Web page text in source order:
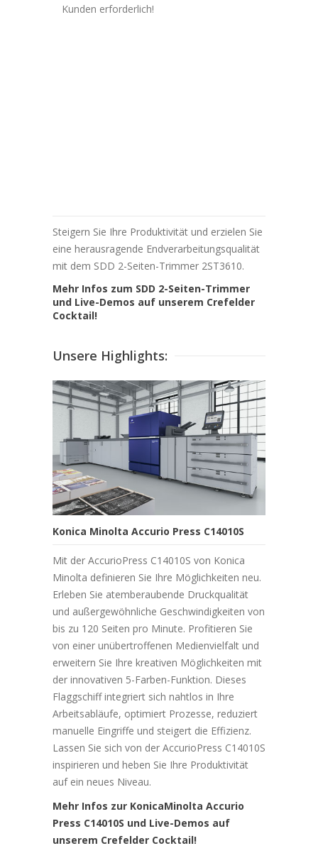
Kunden erforderlich!
Steigern Sie Ihre Produktivität und erzielen Sie
eine herausragende Endverarbeitungsqualität
mit dem SDD 2-Seiten-Trimmer 2ST3610.
Mehr Infos zum SDD 2-Seiten-Trimmer
und Live-Demos auf unserem Crefelder
Cocktail!
Unsere Highlights:
Konica Minolta Accurio Press C14010S
Mit der AccurioPress C14010S von Konica
Minolta definieren Sie Ihre Möglichkeiten neu.
Erleben Sie atemberaubende Druckqualität
und außergewöhnliche Geschwindigkeiten von
bis zu 120 Seiten pro Minute. Profitieren Sie
von einer unübertroffenen Medienvielfalt und
erweitern Sie Ihre kreativen Möglichkeiten mit
der innovativen 5-Farben-Funktion. Dieses
Flaggschiff integriert sich nahtlos in Ihre
Arbeitsabläufe, optimiert Prozesse, reduziert
manuelle Eingriffe und steigert die Effizienz.
Lassen Sie sich von der AccurioPress C14010S
inspirieren und heben Sie Ihre Produktivität
auf ein neues Niveau.
Mehr Infos zur KonicaMinolta Accurio
Press C14010S und Live-Demos auf
unserem Crefelder Cocktail!